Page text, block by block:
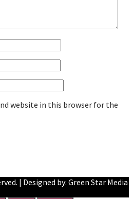
website in this browser for the
| Designed by: Green Star Media